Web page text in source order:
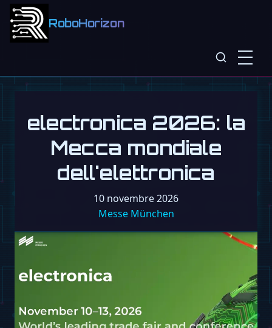
RoboHorizon
electronica 2026: la
Mecca mondiale
dell'elettronica
10 novembre 2026
Messe München